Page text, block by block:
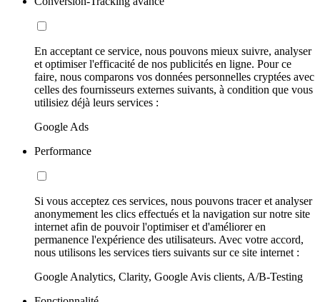
En acceptant ce service, nous pouvons mieux suivre, analyser
et optimiser l'efficacité de nos publicités en ligne. Pour ce
faire, nous comparons vos données personnelles cryptées avec
celles des fournisseurs externes suivants, à condition que vous
utilisiez déjà leurs services :
Google Ads
Performance
Si vous acceptez ces services, nous pouvons tracer et analyser
anonymement les clics effectués et la navigation sur notre site
internet afin de pouvoir l'optimiser et d'améliorer en
permanence l'expérience des utilisateurs. Avec votre accord,
nous utilisons les services tiers suivants sur ce site internet :
Google Analytics, Clarity, Google Avis clients, A/B-Testing